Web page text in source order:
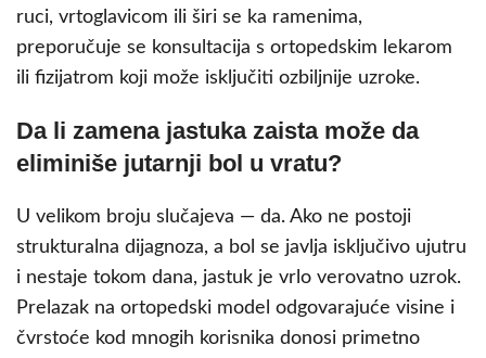
ruci, vrtoglavicom ili širi se ka ramenima,
preporučuje se konsultacija s ortopedskim lekarom
ili fizijatrom koji može isključiti ozbiljnije uzroke.
Da li zamena jastuka zaista može da
eliminiše jutarnji bol u vratu?
U velikom broju slučajeva — da. Ako ne postoji
strukturalna dijagnoza, a bol se javlja isključivo ujutru
i nestaje tokom dana, jastuk je vrlo verovatno uzrok.
Prelazak na ortopedski model odgovarajuće visine i
čvrstoće kod mnogih korisnika donosi primetno